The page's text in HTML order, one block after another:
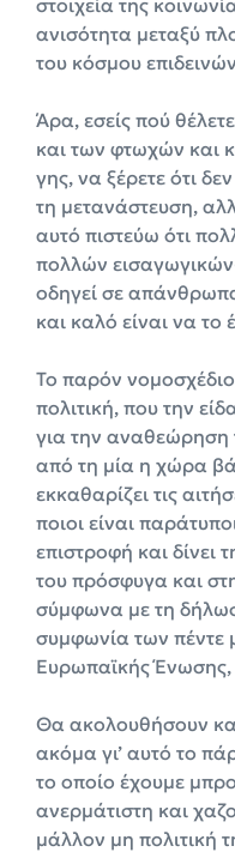
στοιχεία της
ανισότητα μεταξύ
του κόσμου
Άρα, εσείς πού
και των φτωχών και
γης, να ξέρετε ότι
τη μετανάστευση,
αυτό πιστεύω ότι
πολλών
οδηγεί σε
και καλό είναι να
Το παρόν
πολιτική, που την
για την αναθεώρηση
από τη μία η χώρα
εκκαθαρίζει τις
ποιοι είναι
επιστροφή και δίνει
του πρόσφυγα και
σύμφωνα με τη
συμφωνία των
Ευρωπαϊκής Ένωσης,
Θα ακολουθήσουν
ακόμα γι’ αυτό το
το οποίο έχουμε
ανερμάτιστη και
μάλλον μη πολιτική